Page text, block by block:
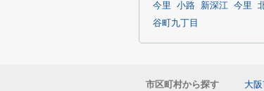
今里 小路 新深江 今里
谷町九丁目
市区町村から探す 大